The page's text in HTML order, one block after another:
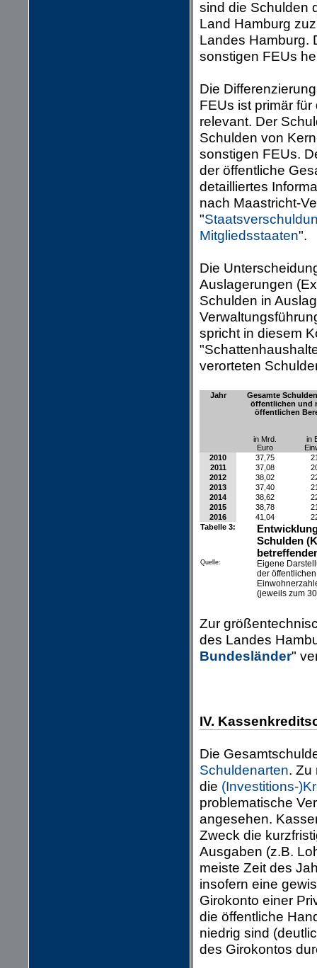
sind die Schulden
Land Hamburg
Landes Hamburg.
sonstigen FEUs
Die
FEUs ist primär
relevant. Der
Schulden von
sonstigen FEUs.
der öffentliche
detailliertes
nach Maastricht-
"
Mitgliedsstaaten".
Die
Auslagerungen
Schulden in
spricht in diesem
verorteten
Jahr
Gesamte
öffentlichen und
öffentlichen
in Mrd.
Euro
in
2010
37,75
2011
37,08
2012
38,02
2013
37,40
2014
38,62
2015
38,78
2016
41,04
Tabelle 3:
Schulden
Quelle:
Eigene
der
(jeweils zum
Zur
des Landes
Bundesländer"
IV.
Die
Schuldenarten. Zu
die (Investitions-
problematische
angesehen.
Zweck die
Ausgaben (z.B.
meiste Zeit des
insofern eine
Girokonto einer
die öffentliche
niedrig sind
des Girokontos